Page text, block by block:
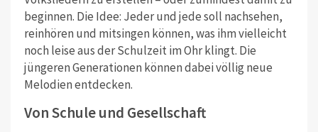
beginnen. Die Idee: Jeder und jede soll nachsehen,
reinhören und mitsingen können, was ihm vielleicht
noch leise aus der Schulzeit im Ohr klingt. Die
jüngeren Generationen können dabei völlig neue
Melodien entdecken.
Von Schule und Gesellschaft